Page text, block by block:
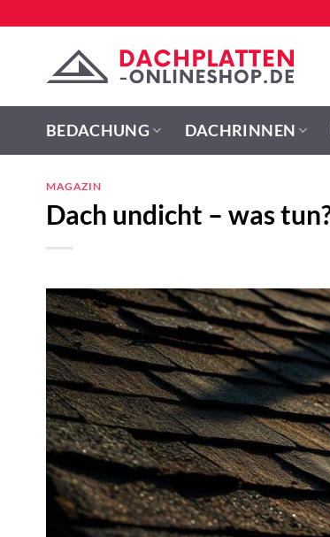
BEDACHUNG DACHRINNEN
MAGAZIN
Dach undicht – was